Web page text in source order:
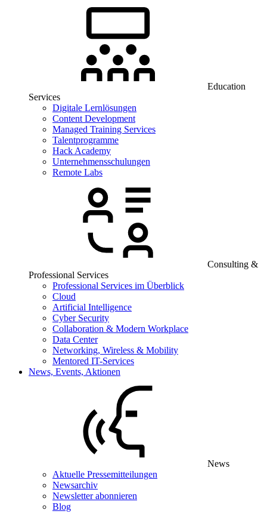
Education
Services
Digitale Lernlösungen
Content Development
Managed Training Services
Talentprogramme
Hack Academy
Unternehmensschulungen
Remote Labs
Consulting &
Professional Services
Professional Services im Überblick
Cloud
Artificial Intelligence
Cyber Security
Collaboration & Modern Workplace
Data Center
Networking, Wireless & Mobility
Mentored IT-Services
News, Events, Aktionen
News
Aktuelle Pressemitteilungen
Newsarchiv
Newsletter abonnieren
Blog